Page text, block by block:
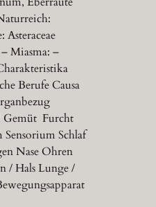
Asteraceae
Miasma: –
Berufe Causa
Gemüt Furcht
Schlaf
Nase Ohren
/ Hals Lunge /